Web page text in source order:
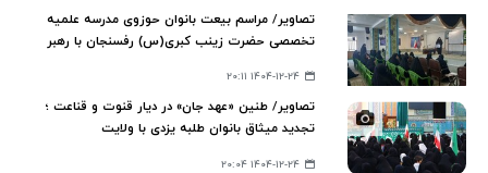
تصاویر/ مراسم بیعت بانوان حوزوی مدرسه علمیه
تخصصی حضرت زینب کبری(س) رفسنجان با رهبر
۱۴۰۴-۱۲-۲۴ ۲۰:۱۱
تصاویر/ طنین «عهد جان» در دیار قنوت و قناعت ؛
تجدید میثاق بانوان طلبه یزدی با ولایت
۱۴۰۴-۱۲-۲۴ ۲۰:۰۴